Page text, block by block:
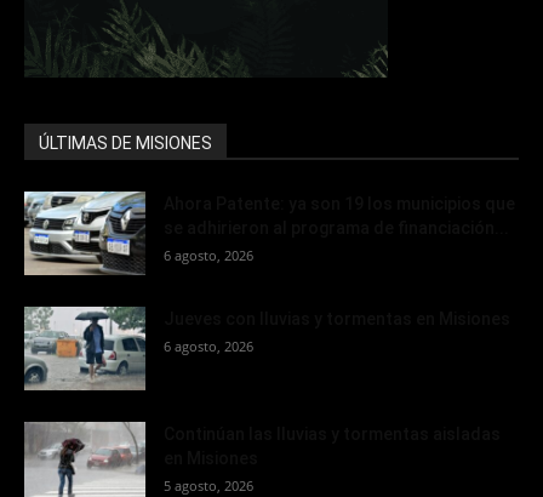
ÚLTIMAS DE MISIONES
6 agosto, 2026
6 agosto, 2026
5 agosto, 2026